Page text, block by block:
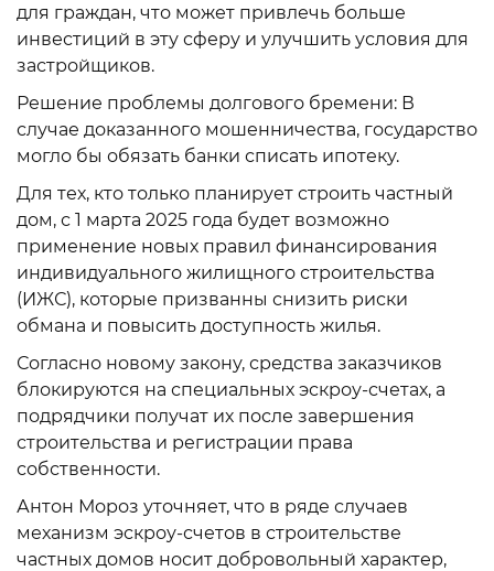
для граждан, что может привлечь больше
инвестиций в эту сферу и улучшить условия для
застройщиков.
Решение проблемы долгового бремени: В
случае доказанного мошенничества, государство
могло бы обязать банки списать ипотеку.
Для тех, кто только планирует строить частный
дом, с 1 марта 2025 года будет возможно
применение новых правил финансирования
индивидуального жилищного строительства
(ИЖС), которые призванны снизить риски
обмана и повысить доступность жилья.
Согласно новому закону, средства заказчиков
блокируются на специальных эскроу-счетах, а
подрядчики получат их после завершения
строительства и регистрации права
собственности.
Антон Мороз уточняет, что в ряде случаев
механизм эскроу-счетов в строительстве
частных домов носит добровольный характер,